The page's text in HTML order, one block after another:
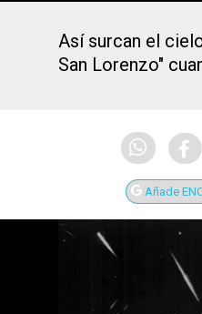
Así surcan el
San Lorenzo"
Añade